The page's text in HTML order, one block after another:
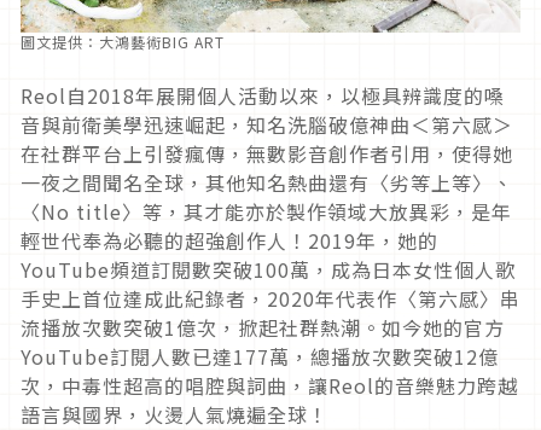
圖文提供：大鴻藝術BIG ART
Reol自2018年展開個人活動以來，以極具辨識度的嗓
音與前衛美學迅速崛起，知名洗腦破億神曲＜第六感＞
在社群平台上引發瘋傳，無數影音創作者引用，使得她
一夜之間聞名全球，其他知名熱曲還有〈劣等上等〉、
〈No title〉等，其才能亦於製作領域大放異彩，是年
輕世代奉為必聽的超強創作人！2019年，她的
YouTube頻道訂閱數突破100萬，成為日本女性個人歌
手史上首位達成此紀錄者，2020年代表作〈第六感〉串
流播放次數突破1億次，掀起社群熱潮。如今她的官方
YouTube訂閱人數已達177萬，總播放次數突破12億
次，中毒性超高的唱腔與詞曲，讓Reol的音樂魅力跨越
語言與國界，火燙人氣燒遍全球！